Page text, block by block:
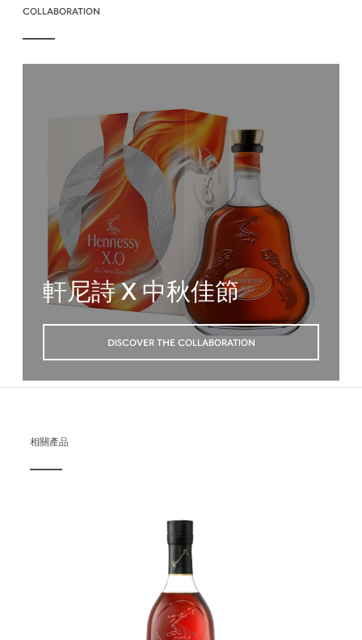
COLLABORATION
軒尼詩 X 中秋佳節
DISCOVER THE COLLABORATION
相關產品